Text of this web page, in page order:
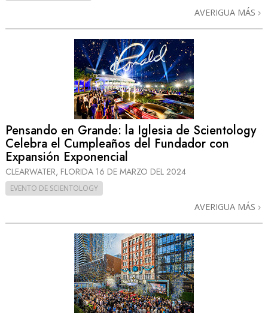
AVERIGUA MÁS
Pensando en Grande: la Iglesia de Scientology
Celebra el Cumpleaños del Fundador con
Expansión Exponencial
CLEARWATER, FLORIDA 16 DE MARZO DEL 2024
EVENTO DE SCIENTOLOGY
AVERIGUA MÁS